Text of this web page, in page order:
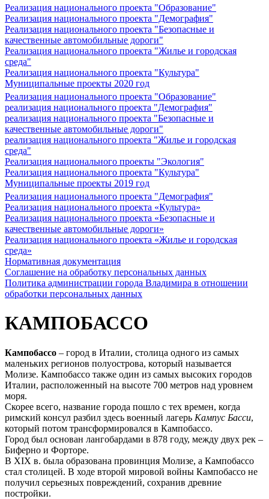
Реализация национального проекта "Образование"
Реализация национального проекта "Демография"
Реализация национального проекта "Безопасные и
качественные автомобильные дороги"
Реализация национального проекта "Жилье и городская
среда"
Реализация национального проекта "Культура"
Муниципальные проекты 2020 год
Реализация национального проекта "Образование"
реализация национального проекта "Демография"
реализация национального проекта "Безопасные и
качественные автомобильные дороги"
реализация национального проекта "Жилье и городская
среда"
Реализация национального проекты "Экология"
Реализация национального проекта "Культура"
Муниципальные проекты 2019 год
Реализация национального проекта "Демография"
Реализация национального проекта «Культура»
Реализация национального проекта «Безопасные и
качественные автомобильные дороги»
Реализация национального проекта «Жилье и городская
среда»
Нормативная документация
Соглашение на обработку персональных данных
Политика администрации города Владимира в отношении
обработки персональных данных
КАМПОБАССО
Кампобассо – город в Италии, столица одного из самых
маленьких регионов полуострова, который называется
Молизе. Кампобассо также один из самых высоких городов
Италии, расположенный на высоте 700 метров над уровнем
моря.
Скорее всего, название города пошло с тех времен, когда
римский консул разбил здесь военный лагерь Кампус Басси,
который потом трансформировался в Кампобассо.
Город был основан лангобардами в 878 году, между двух рек –
Биферно и Форторе.
В XIX в. была образована провинция Молизе, а Кампобассо
стал столицей. В ходе второй мировой войны Кампобассо не
получил серьезных повреждений, сохранив древние
постройки.